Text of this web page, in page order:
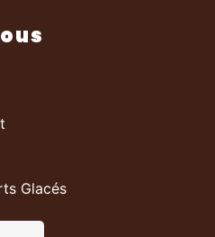
Glacés